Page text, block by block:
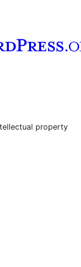
property